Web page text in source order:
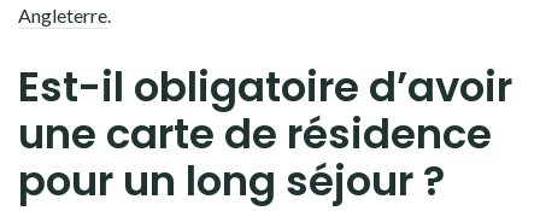
Angleterre
Est-il obligatoire d’avoir
une carte de résidence
pour un long séjour ?